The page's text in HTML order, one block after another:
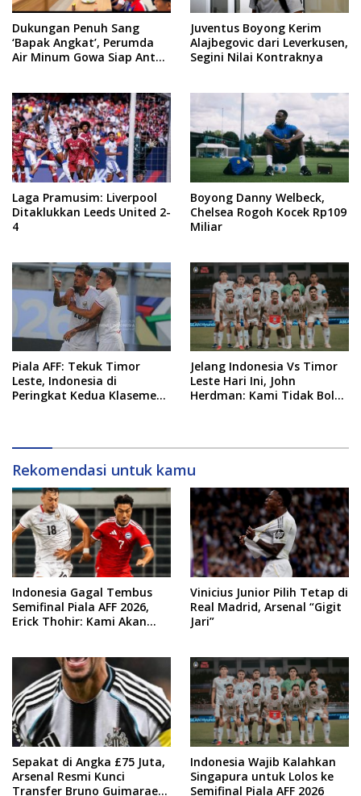
Dukungan Penuh Sang
‘Bapak Angkat’, Perumda
Air Minum Gowa Siap Antar
Juventus Boyong Kerim
Alajbegovic dari Leverkusen,
Segini Nilai Kontraknya
Laga Pramusim: Liverpool
Ditaklukkan Leeds United 2-
4
Boyong Danny Welbeck,
Chelsea Rogoh Kocek Rp109
Miliar
Piala AFF: Tekuk Timor
Leste, Indonesia di
Peringkat Kedua Klasemen
Jelang Indonesia Vs Timor
Leste Hari Ini, John
Herdman: Kami Tidak Boleh
Rekomendasi untuk kamu
Indonesia Gagal Tembus
Semifinal Piala AFF 2026,
Erick Thohir: Kami Akan
Vinicius Junior Pilih Tetap di
Real Madrid, Arsenal “Gigit
Jari”
Sepakat di Angka £75 Juta,
Arsenal Resmi Kunci
Transfer Bruno Guimaraes
Indonesia Wajib Kalahkan
Singapura untuk Lolos ke
Semifinal Piala AFF 2026